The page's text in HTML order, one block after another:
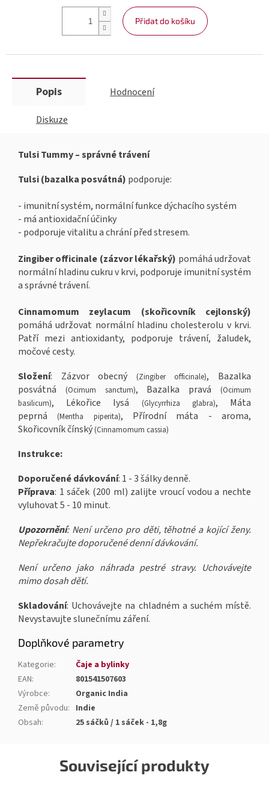
Přidat do košíku
Související produkty
Popis Hodnocení
Diskuze
Tulsi Tummy – správné trávení
Tulsi (bazalka posvátná) podporuje:
- imunitní systém, normální funkce dýchacího systém
- má antioxidační účinky
- podporuje vitalitu a chrání před stresem.
Zingiber officinale (zázvor lékařský) pomáhá udržovat
normální hladinu cukru v krvi, podporuje imunitní systém
a správné trávení.
Cinnamomum zeylacum (skořicovník cejlonský)
pomáhá udržovat normální hladinu cholesterolu v krvi.
Patří mezi antioxidanty, podporuje trávení, žaludek,
močové cesty.
Složení: Zázvor obecný (Zingiber officinale), Bazalka
posvátná
(Ocimum sanctum), Bazalka pravá
(Ocimum
basilicum), Lékořice lysá (Glycyrrhiza glabra), Máta
peprná
(Mentha piperita), Přírodní máta - aroma,
Skořicovník čínský (Cinnamomum cassia)
Instrukce:
Doporučené dávkování: 1 - 3 šálky denně.
Příprava: 1 sáček (200 ml) zalijte vroucí vodou a nechte
vyluhovat 5 - 10 minut.
Upozornění: Není určeno pro děti, těhotné a kojící ženy.
Nepřekračujte doporučené denní dávkování.
Není určeno jako náhrada pestré stravy. Uchovávejte
mimo dosah dětí.
Skladování: Uchovávejte na chladném a suchém místě.
Nevystavujte slunečnímu záření.
Doplňkové parametry
Kategorie:
Čaje a bylinky
EAN:
801541507603
Výrobce:
Organic India
Země původu: Indie
Obsah: 25 sáčků / 1 sáček - 1,8g